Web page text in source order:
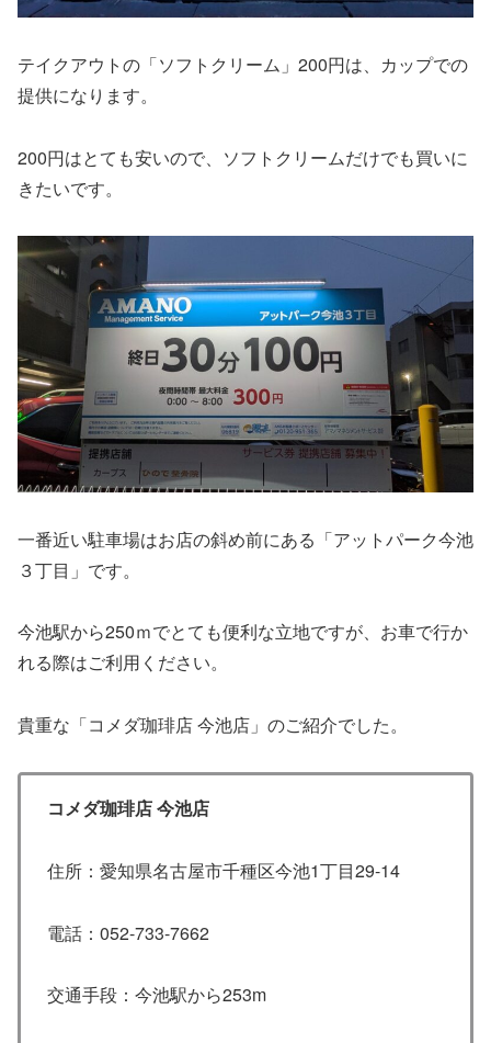
テイクアウトの「ソフトクリーム」200円は、カップでの
提供になります。
200円はとても安いので、ソフトクリームだけでも買いに
きたいです。
一番近い駐車場はお店の斜め前にある「アットパーク今池
３丁目」です。
今池駅から250ｍでとても便利な立地ですが、お車で行か
れる際はご利用ください。
貴重な「コメダ珈琲店 今池店」のご紹介でした。
コメダ珈琲店 今池店
住所：愛知県名古屋市千種区今池1丁目29-14
電話：052-733-7662
交通手段：今池駅から253m